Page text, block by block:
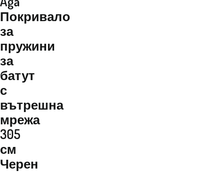
Покривало
за
пружини
за
батут
с
вътрешна
мрежа
305
см
Черен